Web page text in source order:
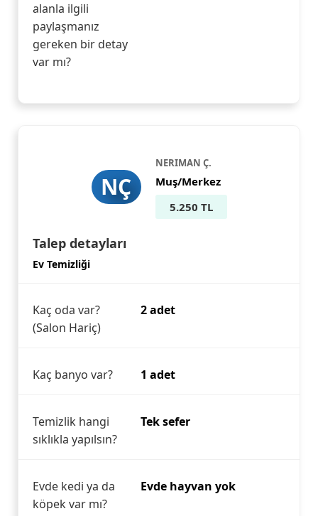
alanla ilgili
paylaşmanız
gereken bir detay
var mı?
NÇ
NERIMAN Ç.
Muş/Merkez
5.250 TL
Talep detayları
Ev Temizliği
Kaç oda var?
(Salon Hariç)
2 adet
Kaç banyo var? 1 adet
Temizlik hangi
sıklıkla yapılsın?
Tek sefer
Evde kedi ya da
köpek var mı?
Evde hayvan yok